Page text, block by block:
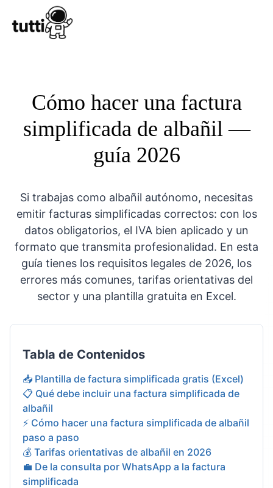
Cómo hacer una factura
simplificada de albañil —
guía 2026
Si trabajas como albañil autónomo, necesitas
emitir facturas simplificadas correctos: con los
datos obligatorios, el IVA bien aplicado y un
formato que transmita profesionalidad. En esta
guía tienes los requisitos legales de 2026, los
errores más comunes, tarifas orientativas del
sector y una plantilla gratuita en Excel.
Tabla de Contenidos
📥 Plantilla de factura simplificada gratis (Excel)
📋 Qué debe incluir una factura simplificada de
albañil
⚡ Cómo hacer una factura simplificada de albañil
paso a paso
💰 Tarifas orientativas de albañil en 2026
💼 De la consulta por WhatsApp a la factura
simplificada